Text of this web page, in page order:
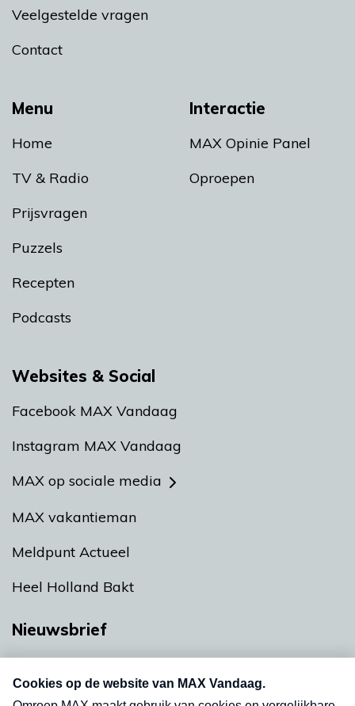
Menu
Home
TV & Radio
Prijsvragen
Puzzels
Recepten
Podcasts
Interactie
MAX Opinie Panel
Oproepen
Veelgestelde vragen
Contact
Websites & Social
Facebook MAX Vandaag
Instagram MAX Vandaag
MAX op sociale media
MAX vakantieman
Meldpunt Actueel
Heel Holland Bakt
Nieuwsbrief
nieuwsbrief. Elke vrijdag- en dinsdagochtend in
uw mailbox.